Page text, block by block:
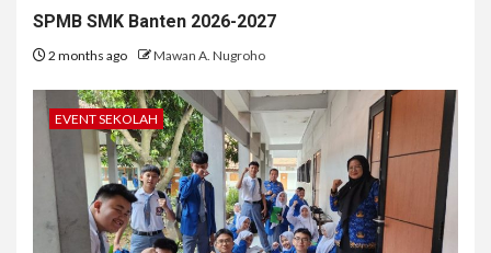
SPMB SMK Banten 2026-2027
2 months ago Mawan A. Nugroho
EVENT SEKOLAH